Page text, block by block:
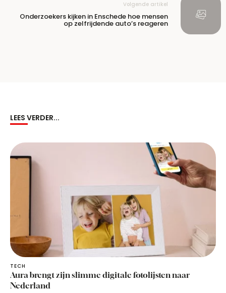
Volgende artikel
Onderzoekers kijken in Enschede hoe mensen
op zelfrijdende auto’s reageren
LEES VERDER...
TECH
Aura brengt zijn slimme digitale fotolijsten naar
Nederland